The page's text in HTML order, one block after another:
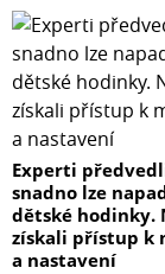
Experti
snadno lze
dětské hodinky.
získali přístup k
a nastavení